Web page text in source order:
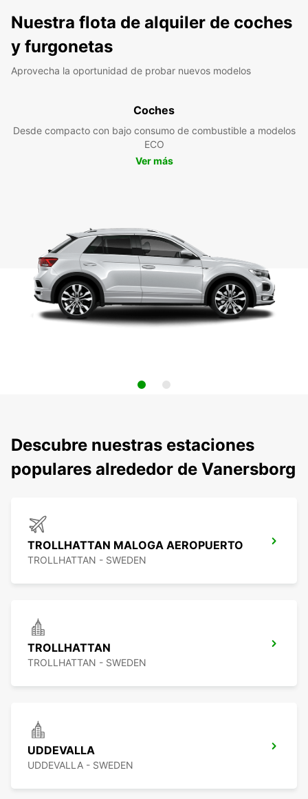
Nuestra flota de alquiler de coches
y furgonetas
Aprovecha la oportunidad de probar nuevos modelos
Coches
Desde compacto con bajo consumo de combustible a modelos
ECO
Ver más
Descubre nuestras estaciones
populares alrededor de Vanersborg
TROLLHATTAN MALOGA AEROPUERTO
TROLLHATTAN - SWEDEN
TROLLHATTAN
TROLLHATTAN - SWEDEN
UDDEVALLA
UDDEVALLA - SWEDEN